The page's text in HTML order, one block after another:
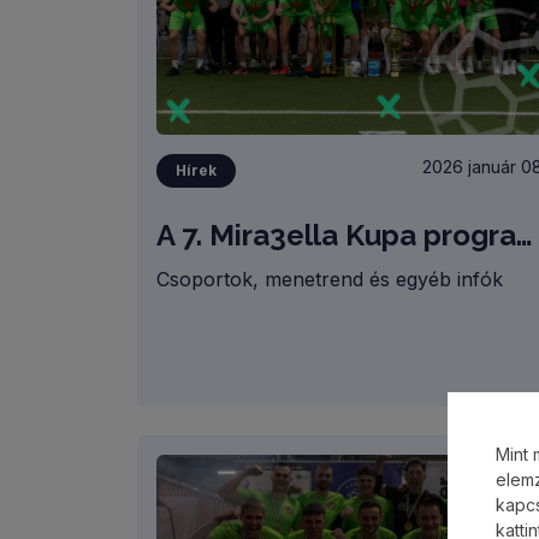
Hírek 2026 január
A 7. Mira3ella Kupa programja! /SORSOLÁS ÉS INFORMÁCIÓK/
Csoportok, menetrend és egyéb infók
Mint